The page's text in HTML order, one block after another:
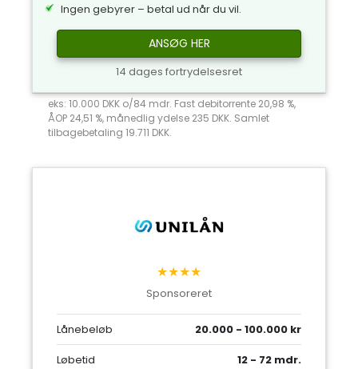
Ingen gebyrer – betal ud når du vil.
ANSØG HER
14 dages fortrydelsesret
eks: 10.000 DKK o/84 mdr. Fast debitorrente 20,98 %,
ÅOP 24,51 %, månedlig ydelse 235 DKK. Samlet
tilbagebetaling 19.711 DKK.
★★★★
Sponsoreret
Lånebeløb
20.000 - 100.000 kr
Løbetid
12 - 72 mdr.